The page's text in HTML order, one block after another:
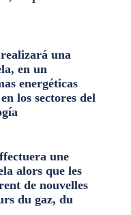
una
en un
energéticas
los sectores del
une
alors que les
de nouvelles
du gaz, du